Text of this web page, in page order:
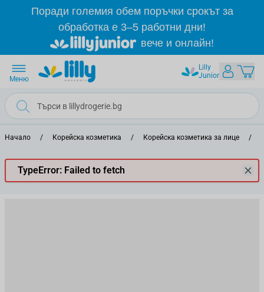
Прескачане към съдържанието
Поради големия обем поръчки срокът за
обработка е 3–5 работни дни!
вече и онлайн!
Lilly
Junior
Меню
Начало / Корейска козметика / Корейска козметика за лице /
TypeError: Failed to fetch